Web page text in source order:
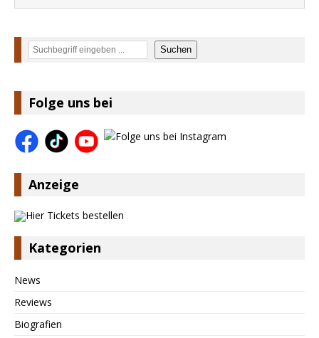
Suchen Suchen
Folge uns bei
Anzeige
Kategorien
News
Reviews
Biografien